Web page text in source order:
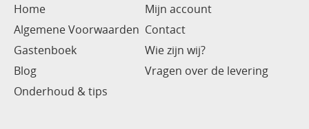
Home
Mijn account
Algemene Voorwaarden Contact
Gastenboek
Wie zijn wij?
Blog
Vragen over de levering
Onderhoud & tips